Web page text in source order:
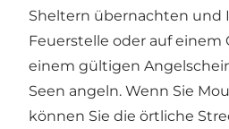
Sheltern übernachten und
Feuerstelle oder auf einem
einem gültigen
Seen angeln. Wenn Sie
können Sie die örtliche